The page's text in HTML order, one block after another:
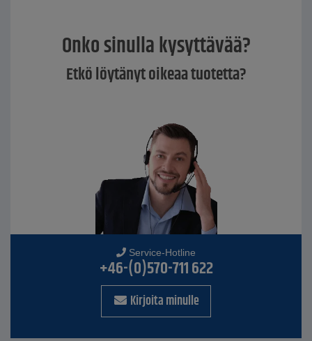
Onko sinulla kysyttävää?
Etkö löytänyt oikeaa tuotetta?
Service-Hotline
+46-(0)570-711 622
Kirjoita minulle